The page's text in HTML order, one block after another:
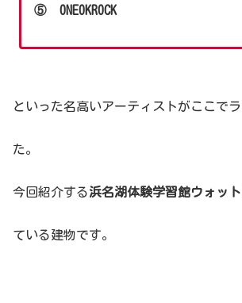
⑤ ONEOKROCK
といった名高いアーティストがここで
た。
今回紹介する浜名湖体験学習館ウォット
ている建物です。